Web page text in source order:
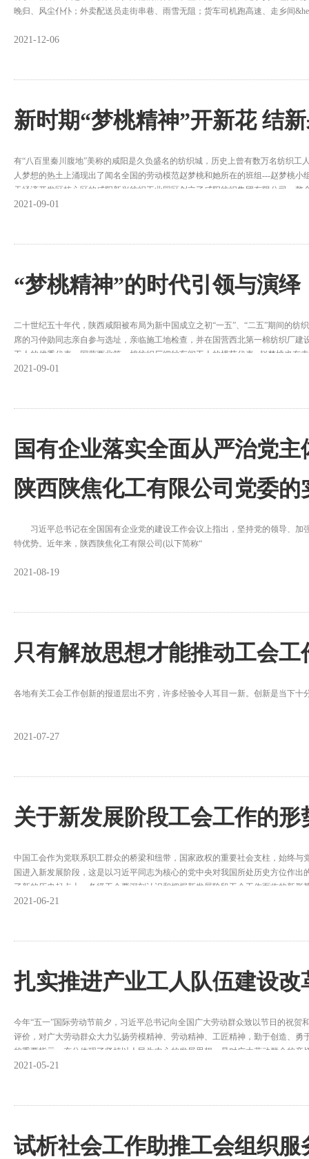
晚归、风尘仆仆；外卖配送员走街串巷、雨雪无阻；货车司机跑高速、走乡间&he
2021-12-06
新时期“梦桃精神”开新花 结
有“八百里秦川腹地”美称的咸阳是久负盛名的纺织城，历史上曾有数万名纺织
人梦想的热土上涌现出了闻名全国的劳动模范赵梦桃和她所在的班组---赵梦桃
天经济开发区核心区的咸阳新兴纺织工业园区创立了咸阳纺织集团有限公司，
华润等咸阳著名的纺织企业，将形成40万纱锭、2000台喷气布机、年产纱线5万
2021-09-01
“梦桃精神”的时代引领与演绎
二十世纪五十年代，陕西咸阳被布局为新中国成立之初“一五”、“二五”期间的
席的习仲勋同志亲自参与选址，亲临施工地检查，并在国营西北第一棉纺织厂
工人的优秀代表、国营西北第一棉纺织厂细纱车间工人的模范代表--赵梦桃也有
2021-09-01
国有企业落实全面从严治党
陕西陕焦化工有限公司党委的
习近平总书记在全国国有企业党的建设工作会议上指出，坚持党的领导、加
特优势。近年来，陕西陕焦化工有限公司(以下简称“
2021-08-19
只有解放思想才能推动工会工
各地有关工会工作创新的报道层出不穷，许多经验令人耳目一新。创新是当下十
2021-07-27
关于新发展阶段工会工作的形
中国工会作为党联系职工群众的桥梁和纽带，国家政权的重要社会支柱，始终与
国进入新发展阶段，这是以习近平同志为核心的党中央对我国所处历史方位作
了新的历史起点上。各级工会要深刻认识和把握新发展阶段工会工作面临的新形
2021-06-21
扎实推进产业工人队伍建设改
今年“五一”国际劳动节前夕，习近平总书记向全国广大劳动群众致以节日的祝
评价，对广大劳动群众大力弘扬劳模精神、劳动精神、工匠精神，勤于创造、
的重要指示，充分体现了坚持以人民为中心的发展思想，是对广大劳动群众的
征程指明了方向。广大产业工人是工人阶级中发挥支撑作用的主体力量，是创
2021-05-21
试析社会工作助推工会组织服